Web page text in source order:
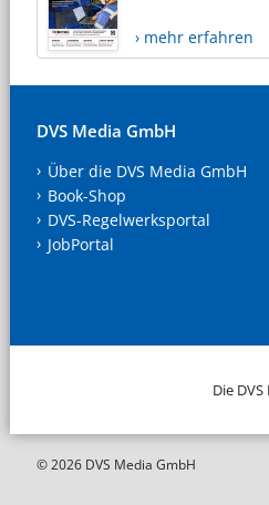
› mehr erfahren
DVS Media GmbH
Über die DVS Media GmbH
Book-Shop
DVS-Regelwerksportal
JobPortal
Die
© 2026 DVS Media GmbH